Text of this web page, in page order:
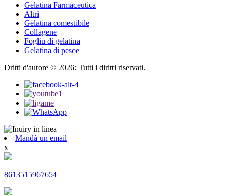
Gelatina Farmaceutica
Altri
Gelatina comestibile
Collagene
Fogliu di gelatina
Gelatina di pesce
Dritti d'autore © 2026: Tutti i diritti riservati.
Mandà un email
x
8613515967654